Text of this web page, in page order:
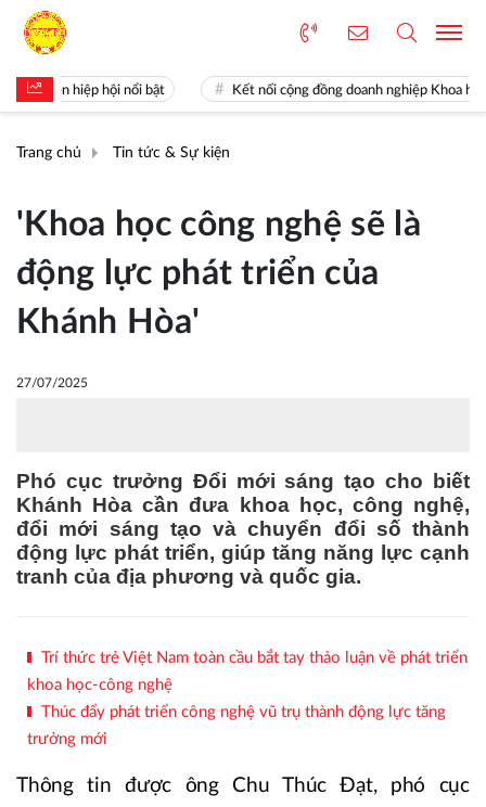
hiệp hội nổi bật Kết nối cộng đồng doanh nghiệp Khoa học và
Trang chủ Tin tức & Sự kiện
'Khoa học công nghệ sẽ là
động lực phát triển của
Khánh Hòa'
27/07/2025
Phó cục trưởng Đổi mới sáng tạo cho biết
Khánh Hòa cần đưa khoa học, công nghệ,
đổi mới sáng tạo và chuyển đổi số thành
động lực phát triển, giúp tăng năng lực cạnh
tranh của địa phương và quốc gia.
Trí thức trẻ Việt Nam toàn cầu bắt tay thảo luận về phát triển
khoa học-công nghệ
Thúc đẩy phát triển công nghệ vũ trụ thành động lực tăng
trưởng mới
Thông tin được ông Chu Thúc Đạt, phó cục